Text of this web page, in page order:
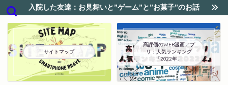
入院した友達：お見舞いと”ゲーム”と”お菓子”のお話
サイトマップ
高評価のWEB漫画アプ
リ：人気ランキング
「2022年」